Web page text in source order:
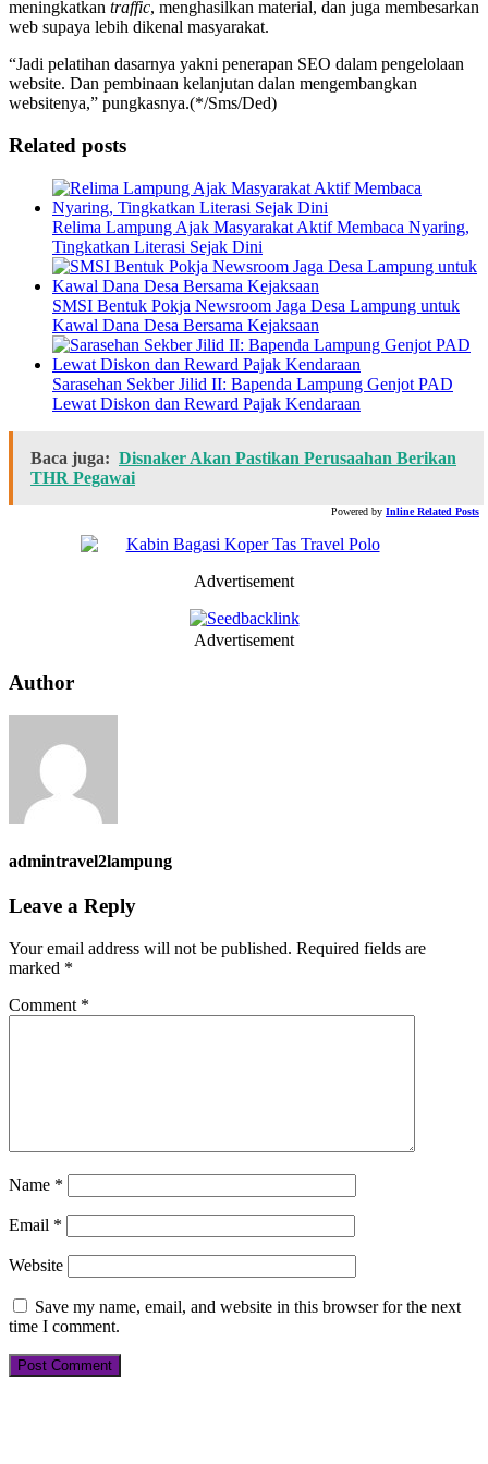
meningkatkan traffic, menghasilkan material, dan juga membesarkan
web supaya lebih dikenal masyarakat.
“Jadi pelatihan dasarnya yakni penerapan SEO dalam pengelolaan
website. Dan pembinaan kelanjutan dalan mengembangkan
websitenya,” pungkasnya.(*/Sms/Ded)
Related posts
Relima Lampung Ajak Masyarakat Aktif Membaca Nyaring,
Tingkatkan Literasi Sejak Dini
SMSI Bentuk Pokja Newsroom Jaga Desa Lampung untuk
Kawal Dana Desa Bersama Kejaksaan
Sarasehan Sekber Jilid II: Bapenda Lampung Genjot PAD
Lewat Diskon dan Reward Pajak Kendaraan
Baca juga: Disnaker Akan Pastikan Perusaahan Berikan
THR Pegawai
Powered by Inline Related Posts
Advertisement
Advertisement
Author
admintravel2lampung
Leave a Reply
Your email address will not be published. Required fields are
marked *
Comment *
Name *
Email *
Website
Save my name, email, and website in this browser for the next
time I comment.